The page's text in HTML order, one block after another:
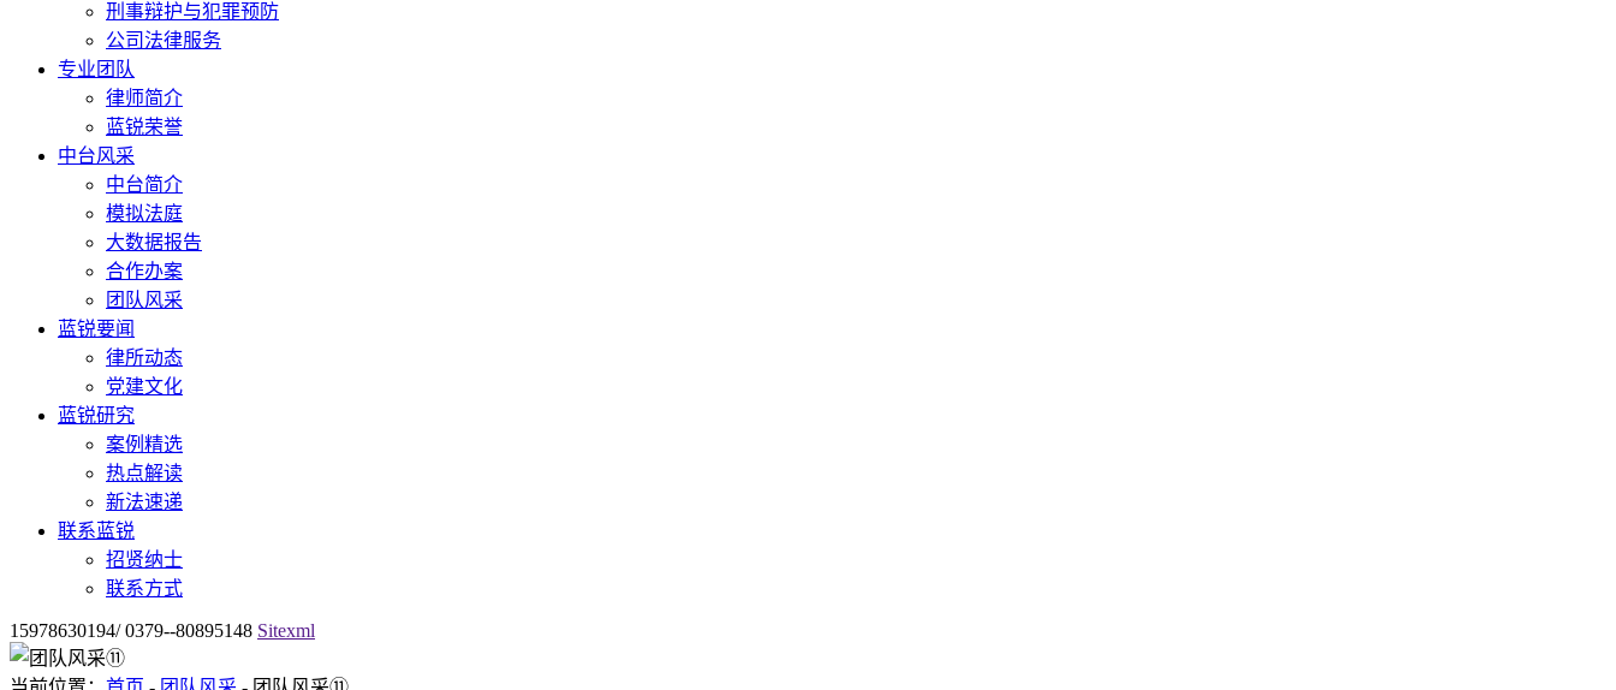
刑事辩护与犯罪预防
公司法律服务
专业团队
律师简介
蓝锐荣誉
中台风采
中台简介
模拟法庭
大数据报告
合作办案
团队风采
蓝锐要闻
律所动态
党建文化
蓝锐研究
案例精选
热点解读
新法速递
联系蓝锐
招贤纳士
联系方式
15978630194/ 0379--80895148 Sitexml